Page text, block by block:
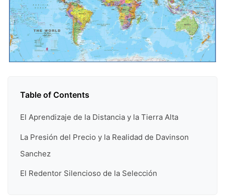
Table of Contents
El Aprendizaje de la Distancia y la Tierra Alta
La Presión del Precio y la Realidad de Davinson
Sanchez
El Redentor Silencioso de la Selección